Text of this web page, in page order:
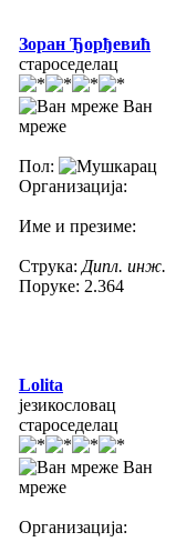
Зоран Ђорђевић
староседелац
Ван
мреже
Пол:
Организација:
Име и презиме:
Струка: Дипл. инж.
Поруке: 2.364
Lolita
језикословац
староседелац
Ван
мреже
Организација: